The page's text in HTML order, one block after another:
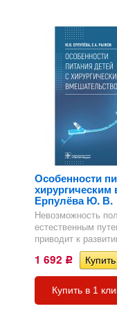
Особенности
Ерпулёва Ю. В.
Невозможность
естественным
приводит к
1 692 Р
Купить в 1